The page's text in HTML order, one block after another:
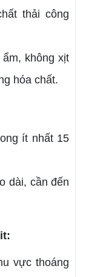
thải công
không xịt
hóa chất.
ít nhất 15
dài, cần đến
vực thoáng